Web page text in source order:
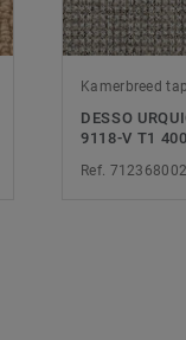
Kamerbreed
DESSO
9118-V T1 400
Ref. 712368002